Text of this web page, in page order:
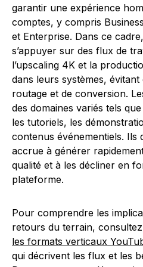
garantir une expérience
comptes, y compris
et Enterprise. Dans ce
s’appuyer sur des flux de
l’upscaling 4K et la
dans leurs systèmes,
routage et de conversion.
des domaines variés tels
les tutoriels, les
contenus événementiels. Ils
accrue à générer
qualité et à les décliner en
plateforme.
Pour comprendre les
retours du terrain, consultez
les formats verticaux
qui décrivent les flux et les